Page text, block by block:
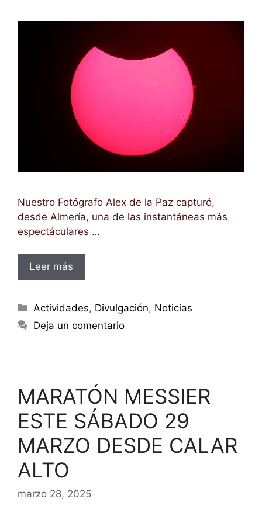
Nuestro Fotógrafo Alex de la Paz capturó,
desde Almería, una de las instantáneas más
espectáculares …
Leer más
Categorías
Actividades, Divulgación, Noticias
Deja un comentario
MARATÓN MESSIER
ESTE SÁBADO 29
MARZO DESDE CALAR
ALTO
marzo 28, 2025